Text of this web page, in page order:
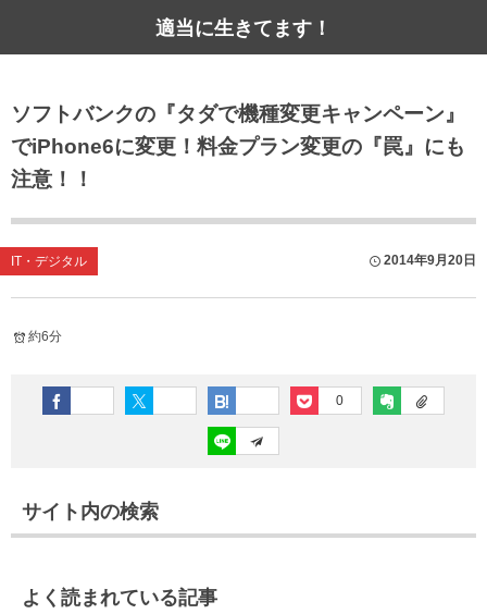
適当に生きてます！
ソフトバンクの『タダで機種変更キャンペーン』
でiPhone6に変更！料金プラン変更の『罠』にも
注意！！
IT・デジタル 2014年9月20日
約6分
0
サイト内の検索
よく読まれている記事